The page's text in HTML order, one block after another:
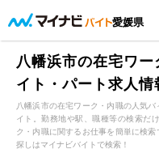
愛媛県
八幡浜市の在宅ワ
イト・パート求人情
八幡浜市の在宅ワーク・内職の人気
イト。勤務地や駅、職種等の検索だ
ク・内職に関するお仕事を簡単に検
探しはマイナビバイトで検索！